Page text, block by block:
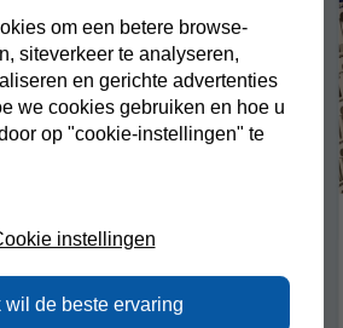
Professional
“Kinderen zien
elke dag energie”
om een betere browse-
siteverkeer te analyseren,
en gerichte advertenties
we cookies gebruiken en hoe u
op "cookie-instellingen" te
instellingen
wil de beste ervaring